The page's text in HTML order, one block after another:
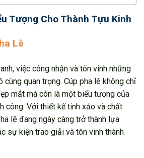
Tượng Cho Thành Tựu Kinh
Lê
việc công nhận và tôn vinh những
cùng quan trọng. Cúp pha lê không chỉ
mắt mà còn là một biểu tượng của
công. Với thiết kế tinh xảo và chất
lê đang ngày càng trở thành lựa
sự kiện trao giải và tôn vinh thành